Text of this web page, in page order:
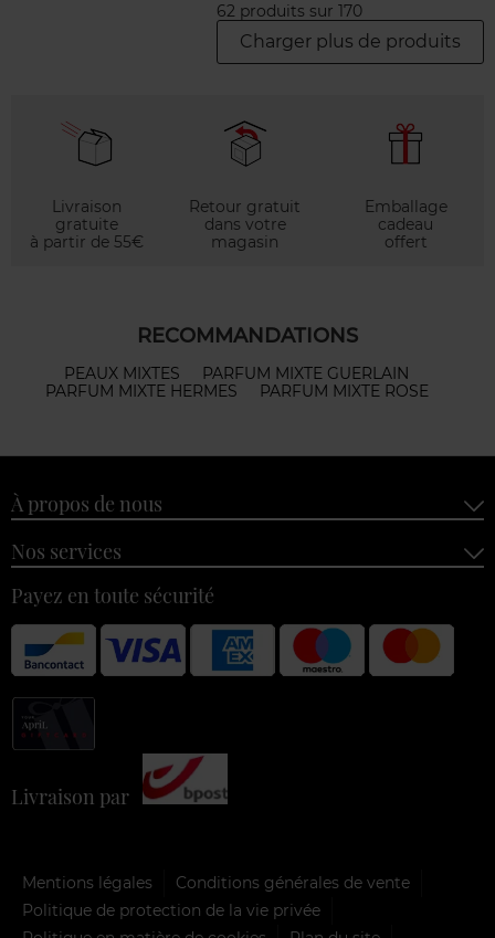
62 produits sur 170
Charger plus de produits
Livraison
gratuite
à partir de 55€
Retour gratuit
dans votre
magasin
Emballage
cadeau
offert
RECOMMANDATIONS
PEAUX MIXTES
PARFUM MIXTE GUERLAIN
PARFUM MIXTE HERMES
PARFUM MIXTE ROSE
À propos de nous
Nos services
Payez en toute sécurité
Livraison par
Mentions légales
Conditions générales de vente
Politique de protection de la vie privée